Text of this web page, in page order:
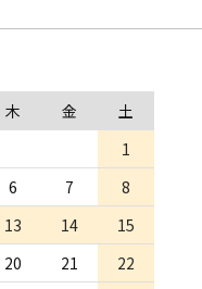
木 金
土
1
6 7
8
13 14
15
20 21
22